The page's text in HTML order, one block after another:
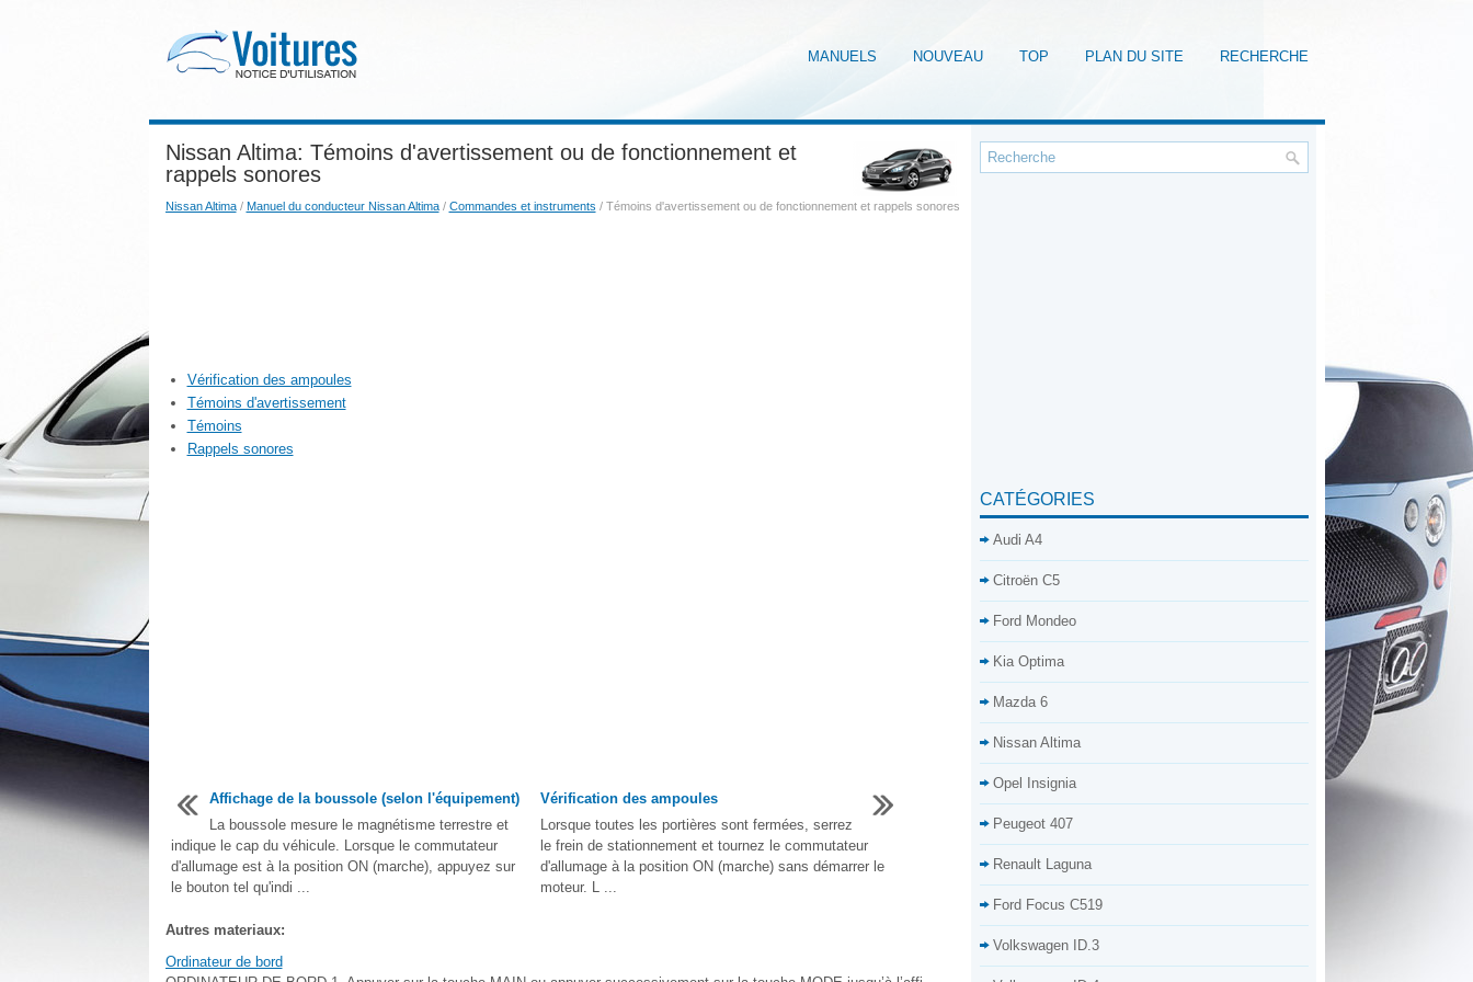
MANUELS NOUVEAU TOP PLAN DU SITE RECHERCHE
Nissan Altima: Témoins d'avertissement ou de fonctionnement et
rappels sonores
Nissan Altima/ Manuel du conducteur Nissan Altima/ Commandes et instruments / Témoins d'avertissement ou de fonctionnement et rappels sonores
Vérification des ampoules
Témoins d'avertissement
Témoins
Rappels sonores
Affichage de la boussole (selon l'équipement)
La boussole mesure le magnétisme terrestre et
indique le cap du véhicule. Lorsque le commutateur
d'allumage est à la position ON (marche), appuyez sur
le bouton tel qu'indi ...
Vérification des ampoules
Lorsque toutes les portières sont fermées, serrez
le frein de stationnement et tournez le commutateur
d'allumage à la position ON (marche) sans démarrer le
moteur. L ...
Autres materiaux:
Ordinateur de bord
CATÉGORIES
Audi A4
Citroën C5
Ford Mondeo
Kia Optima
Mazda 6
Nissan Altima
Opel Insignia
Peugeot 407
Renault Laguna
Ford Focus C519
Volkswagen ID.3